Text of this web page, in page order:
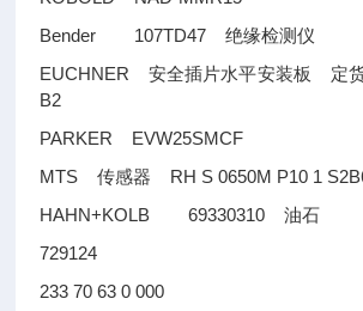
Bender 107TD47绝缘检测仪
EUCHNER安全插片水平安装板 定
B2
PARKER EVW25SMCF
MTS传感器
RH S 0650M P10 1
HAHN+KOLB 69330310油石
729124
233 70 63 0 000